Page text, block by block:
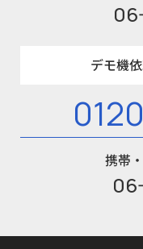
デモ機
携帯